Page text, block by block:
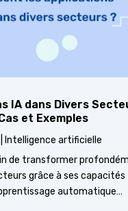
IA dans Divers
et Exemples
Intelligence artificielle
de transformer
grâce à ses capacités
automatique…